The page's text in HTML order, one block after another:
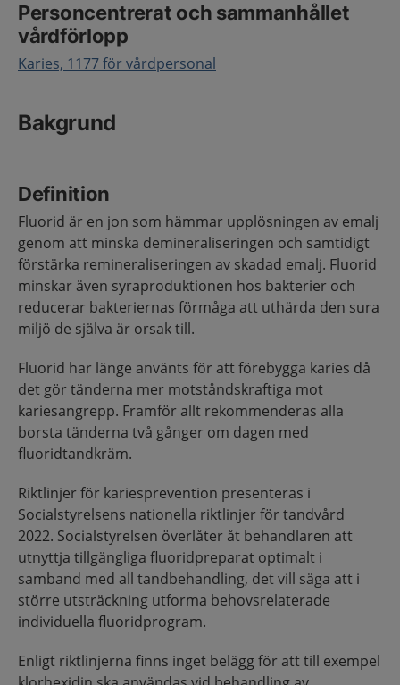
Personcentrerat och sammanhållet
vårdförlopp
Karies, 1177 för vårdpersonal
Bakgrund
Definition
Fluorid är en jon som hämmar upplösningen av emalj
genom att minska demineraliseringen och samtidigt
förstärka remineraliseringen av skadad emalj. Fluorid
minskar även syraproduktionen hos bakterier och
reducerar bakteriernas förmåga att uthärda den sura
miljö de själva är orsak till.
Fluorid har länge använts för att förebygga karies då
det gör tänderna mer motståndskraftiga mot
kariesangrepp. Framför allt rekommenderas alla
borsta tänderna två gånger om dagen med
fluoridtandkräm.
Riktlinjer för kariesprevention presenteras i
Socialstyrelsens nationella riktlinjer för tandvård
2022. Socialstyrelsen överlåter åt behandlaren att
utnyttja tillgängliga fluoridpreparat optimalt i
samband med all tandbehandling, det vill säga att i
större utsträckning utforma behovsrelaterade
individuella fluoridprogram.
Enligt riktlinjerna finns inget belägg för att till exempel